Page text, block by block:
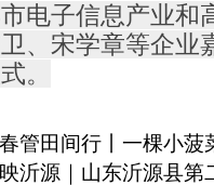
电子信息产业和
、宋学章等企业
。
管田间行丨一棵小菠
沂源｜山东沂源县第